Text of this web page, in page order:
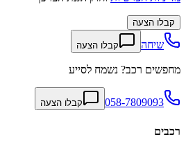
קבלו הצעה
שיחה קבלו הצעה
מחפשים רכב? נשמח לסייע
058-7809093 קבלו הצעה
רכבים